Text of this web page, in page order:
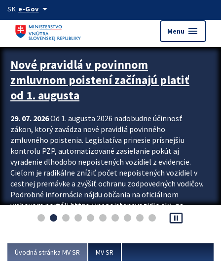
Preskocit na hlavný obsah
SK e-Govarrow_drop_down
Menu menu
Zastavit automatický posun upútavok
Nové pravidlá v povinnom
zmluvnom poistení začínajú platiť
od 1. augusta
29. 07. 2026Od 1. augusta 2026 nadobudne účinnosť
zákon, ktorý zavádza nové pravidlá povinného
zmluvného poistenia. Legislatíva prinesie prísnejšiu
kontrolu PZP, automatizované zasielanie pokút aj
vyradenie dlhodobo nepoistených vozidiel z evidencie.
Cieľom je radikálne znížiť počet nepoistených vozidiel v
cestnej premávke a zvýšiť ochranu zodpovedných vodičov.
Podrobné informácie nájdu občania na oficiálnom
webovom portáli https://nepoistenevozidlo.sk/, na
ktorom od augusta pribudne aj možnosť overiť si...
pause_presentation
Úvodná stránka MV SR MV SR